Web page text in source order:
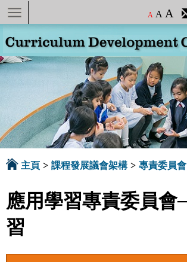
A A A
主頁 > 課程發展議會架構 > 專責委員會
應用學習專責委員會
習